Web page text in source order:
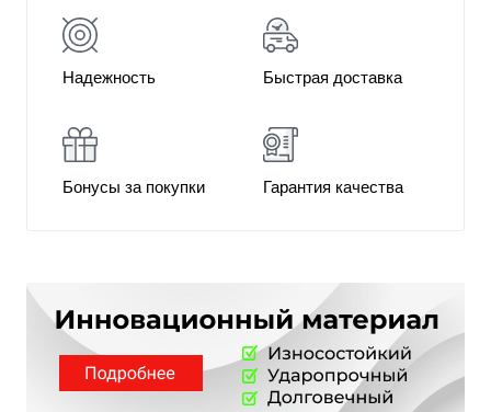
Надежность Быстрая доставка
Бонусы за покупки Гарантия качества